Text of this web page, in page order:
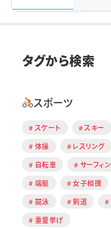
タグから検索
スポーツ
スケート スキー
体操
レスリング
自転車
サーフィン
端艇
女子相撲
競泳
剣道
重量挙げ